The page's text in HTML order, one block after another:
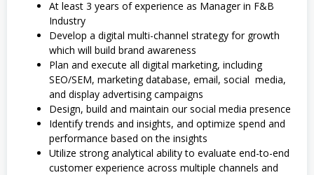
At least 3 years of experience as Manager in F&B
Industry
Develop a digital multi-channel strategy for growth
which will build brand awareness
Plan and execute all digital marketing, including
SEO/SEM, marketing database, email, social media,
and display advertising campaigns
Design, build and maintain our social media presence
Identify trends and insights, and optimize spend and
performance based on the insights
Utilize strong analytical ability to evaluate end-to-end
customer experience across multiple channels and